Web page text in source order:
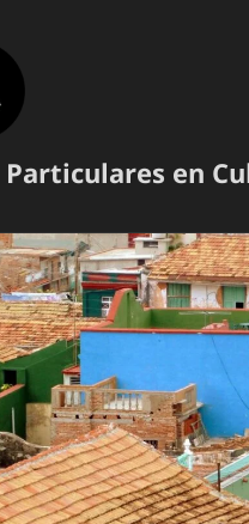
Particulares en